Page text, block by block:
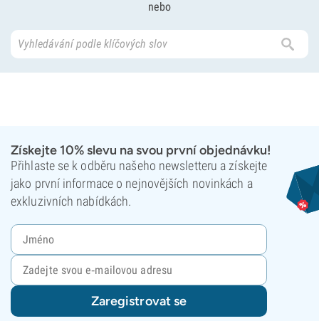
nebo
Získejte 10% slevu na svou první objednávku!
Přihlaste se k odběru našeho newsletteru a získejte
jako první informace o nejnovějších novinkách a
exkluzivních nabídkách.
Zaregistrovat se